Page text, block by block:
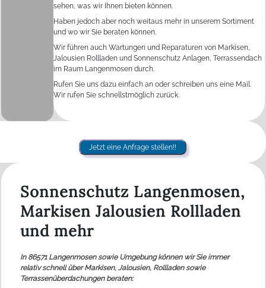
sehen, was wir Ihnen bieten können.
Haben jedoch aber noch weitaus mehr in unserem Sortiment
und wo wir Sie beraten können.
Wir führen auch Wartungen und Reparaturen von Markisen,
Jalousien Rollladen und Sonnenschutz Anlagen, Terrassendach
im Raum Langenmosen durch.
Rufen Sie uns dazu einfach an oder schreiben uns eine Mail.
Wir rufen Sie schnellstmöglich zurück.
Jetzt eine Anfrage stellen!!
Sonnenschutz Langenmosen,
Markisen Jalousien Rollladen
und mehr
In 86571 Langenmosen sowie Umgebung können wir Sie immer
relativ schnell über Markisen, Jalousien, Rollladen sowie
Terrassenüberdachungen beraten: